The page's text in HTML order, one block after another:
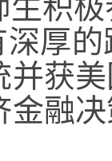
生积
厚
并获
金融